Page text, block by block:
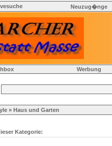
Neuzug�nge
Werbung
» Haus und Garten
Kategorie: